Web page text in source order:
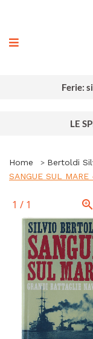
Ferie:
LE
Home
Bertoldi
SANGUE SUL
1 / 1